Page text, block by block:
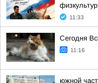
11:33
Сегодня
11:16
южной